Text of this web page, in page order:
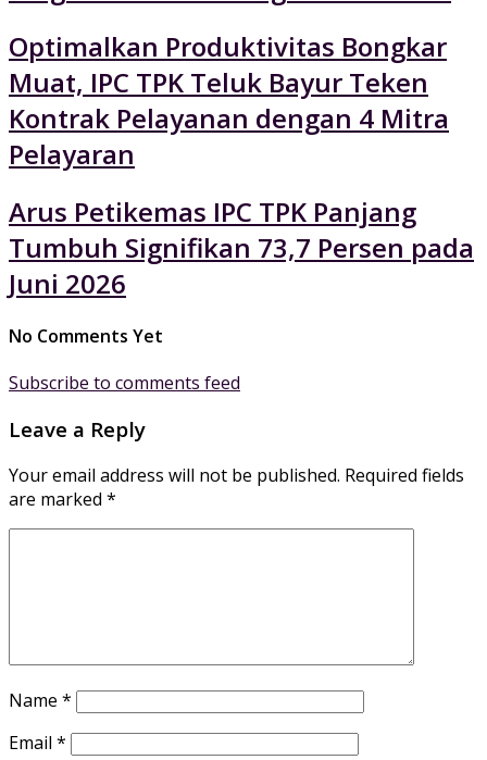
Optimalkan Produktivitas Bongkar
Muat, IPC TPK Teluk Bayur Teken
Kontrak Pelayanan dengan 4 Mitra
Pelayaran
Arus Petikemas IPC TPK Panjang
Tumbuh Signifikan 73,7 Persen pada
Juni 2026
No Comments Yet
Subscribe to comments feed
Leave a Reply
Your email address will not be published. Required fields
are marked *
Name *
Email *